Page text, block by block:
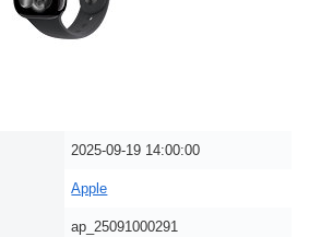
2025-09-19 14:00:00
Apple
ap_25091000291